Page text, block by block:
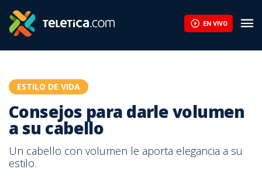
EN VIVO
ESTILO DE VIDA
Consejos para darle volumen
a su cabello
Un cabello con volumen le aporta elegancia a su
estilo.